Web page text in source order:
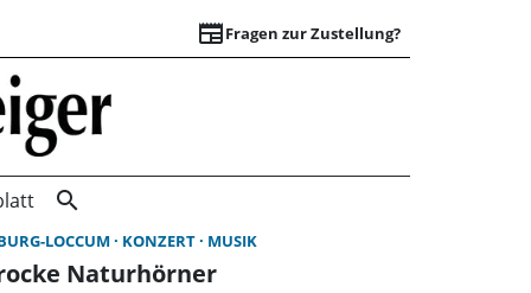
newspaperFragen zur Zustellung?
Startseite |
search
LOCCUM KONZERT MUSIK
Naturhörner